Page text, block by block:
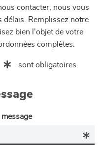
contacter, nous vous
délais. Remplissez notre
bien l'objet de votre
complètes.
sont obligatoires.